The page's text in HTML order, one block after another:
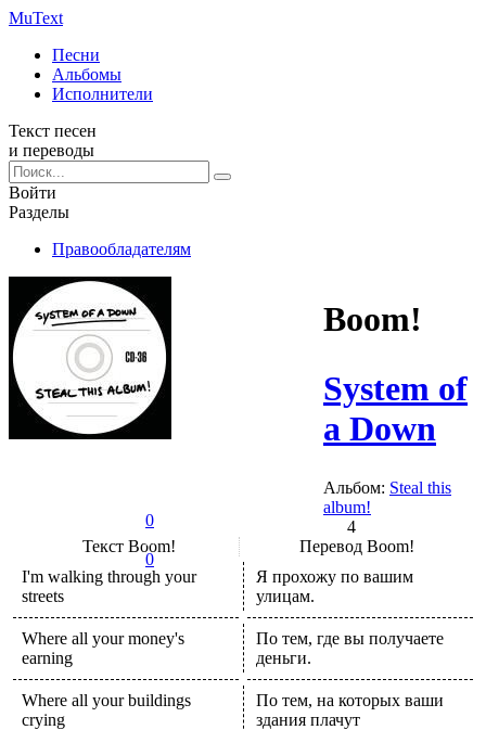
MuText
Песни
Альбомы
Исполнители
Текст песен
и переводы
Войти
Разделы
Правообладателям
0
0
Boom!
System of
a Down
Альбом: Steal this
album!
4
Текст Boom! Перевод Boom!
I'm walking through your
streets
Where all your money's
earning
Where all your buildings
crying
Я прохожу по вашим
улицам.
По тем, где вы получаете
деньги.
По тем, на которых ваши
здания плачут